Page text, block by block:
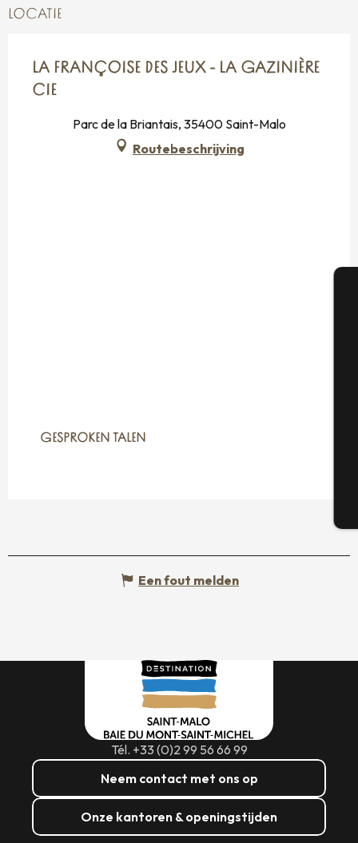
LOCATIE
LA FRANÇOISE DES JEUX - LA GAZINIÈRE
CIE
Parc de la Briantais, 35400 Saint-Malo
Routebeschrijving
GESPROKEN TALEN
GESPROKEN TALEN
Een fout melden
Tél. +33 (0)2 99 56 66 99
Neem contact met ons op
Onze kantoren & openingstijden